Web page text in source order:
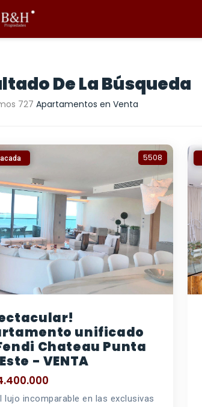
De La Búsqueda
727 Apartamentos en Venta
5508
unificado
Chateau Punta
- VENTA
lujo incomparable en las exclusivas